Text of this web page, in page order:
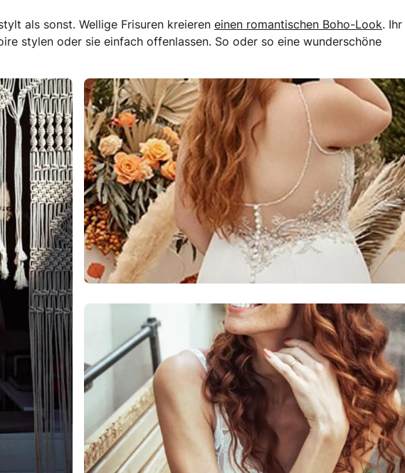
als sonst. Wellige Frisuren kreieren einen romantischen Boho-Look. Ihr
stylen oder sie einfach offenlassen. So oder so eine wunderschöne